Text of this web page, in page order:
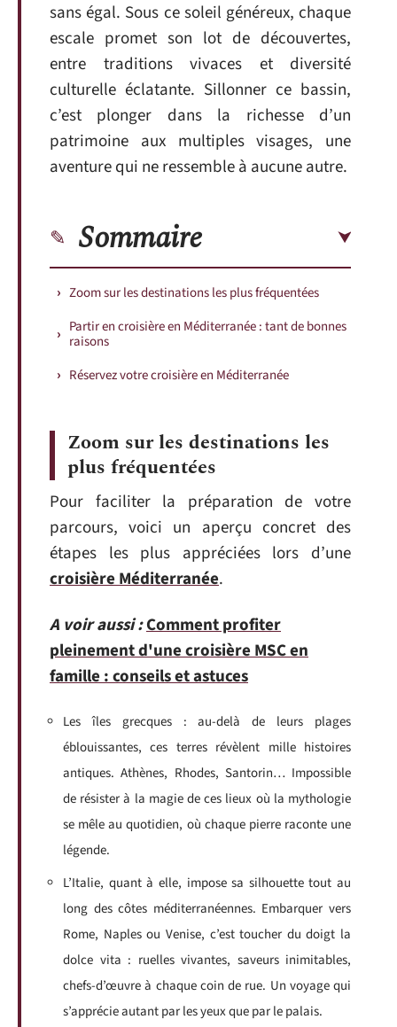
sans égal. Sous ce soleil généreux, chaque
escale promet son lot de découvertes,
entre traditions vivaces et diversité
culturelle éclatante. Sillonner ce bassin,
c’est plonger dans la richesse d’un
patrimoine aux multiples visages, une
aventure qui ne ressemble à aucune autre.
Sommaire
Zoom sur les destinations les plus fréquentées
Partir en croisière en Méditerranée : tant de bonnes
raisons
Réservez votre croisière en Méditerranée
Zoom sur les destinations les
plus fréquentées
Pour faciliter la préparation de votre
parcours, voici un aperçu concret des
étapes les plus appréciées lors d’une
croisière Méditerranée.
A voir aussi :Comment profiter
pleinement d'une croisière MSC en
famille : conseils et astuces
Les îles grecques : au-delà de leurs plages
éblouissantes, ces terres révèlent mille histoires
antiques. Athènes, Rhodes, Santorin… Impossible
de résister à la magie de ces lieux où la mythologie
se mêle au quotidien, où chaque pierre raconte une
légende.
L’Italie, quant à elle, impose sa silhouette tout au
long des côtes méditerranéennes. Embarquer vers
Rome, Naples ou Venise, c’est toucher du doigt la
dolce vita : ruelles vivantes, saveurs inimitables,
chefs-d’œuvre à chaque coin de rue. Un voyage qui
s’apprécie autant par les yeux que par le palais.